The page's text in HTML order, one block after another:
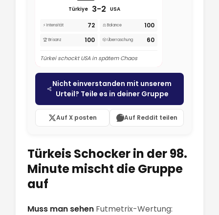
Türkiye 3-2 USA
⚡ Intensität 72 ⚖️ Balance 100
🏆 Brisanz 100 🎲 Überraschung 60
Türkei schockt USA in spätem Chaos
Nicht einverstanden mit unserem
Urteil? Teile es in deiner Gruppe
Auf X posten Auf Reddit teilen
Türkeis Schocker in der 98.
Minute mischt die Gruppe
auf
Muss man sehen Futmetrix-Wertung: